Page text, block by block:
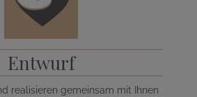
Entwurf
realisieren gemeinsam mit Ihnen